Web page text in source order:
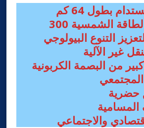
بطول 64 كم
الطاقة الشمسية
التنوع البيولوجي
غير الآلية
من البصمة الكربونية
حضرية
والاجتماعي